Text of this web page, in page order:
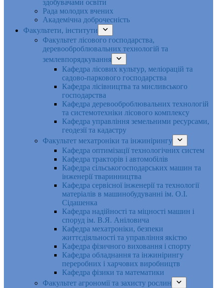
здобувачами освіти
Рада молодих вчених
Академічна доброчесність
Факультети, інститути
Факультет лісового господарства,
деревооброблювальних технологій та
землевпорядкування
Кафедра лісових культур, меліорацій та
садово-паркового господарства
Кафедра лісівництва та мисливського
господарства
Кафедра деревооброблювальних технологій
та системотехніки лісового комплексу
Кафедра управління земельними ресурсами,
геодезії та кадастру
Факультет мехатроніки та інжинірингу
Кафедра оптимізації технологічних систем
Кафедра тракторів і автомобілів
Кафедра сільськогосподарських машин та
інженерії тваринництва
Кафедра cервісної інженерії та технології
матеріалів в машинобудуванні ім. О.І.
Сідашенка
Кафедра надійності та міцності машин і
споруд ім. В.Я. Аніловича
Кафедра мехатроніки, безпеки
життєдіяльності та управління якістю
Кафедра фізичного виховання і спорту
Кафедра обладнання та інжинірингу
переробних і харчових виробництв
Кафедра фізики та математики
Факультет агрономії та захисту рослин